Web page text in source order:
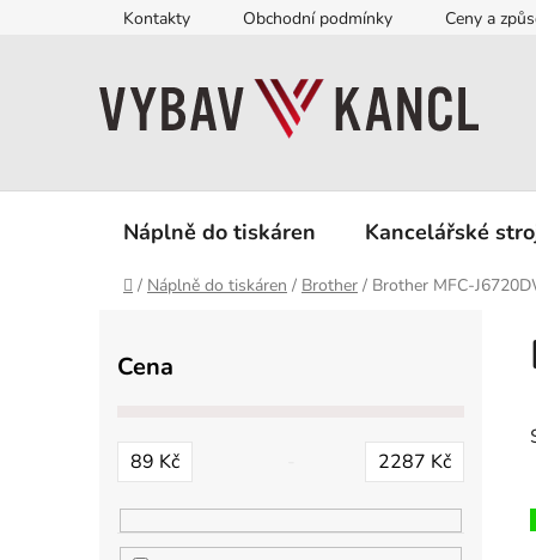
Kontakty Obchodní podmínky Ceny a
Náplně do tiskáren Kancelářské
Domů
/ Náplně do tiskáren / Brother / Brother MFC-
Cena
89 Kč 2287 Kč